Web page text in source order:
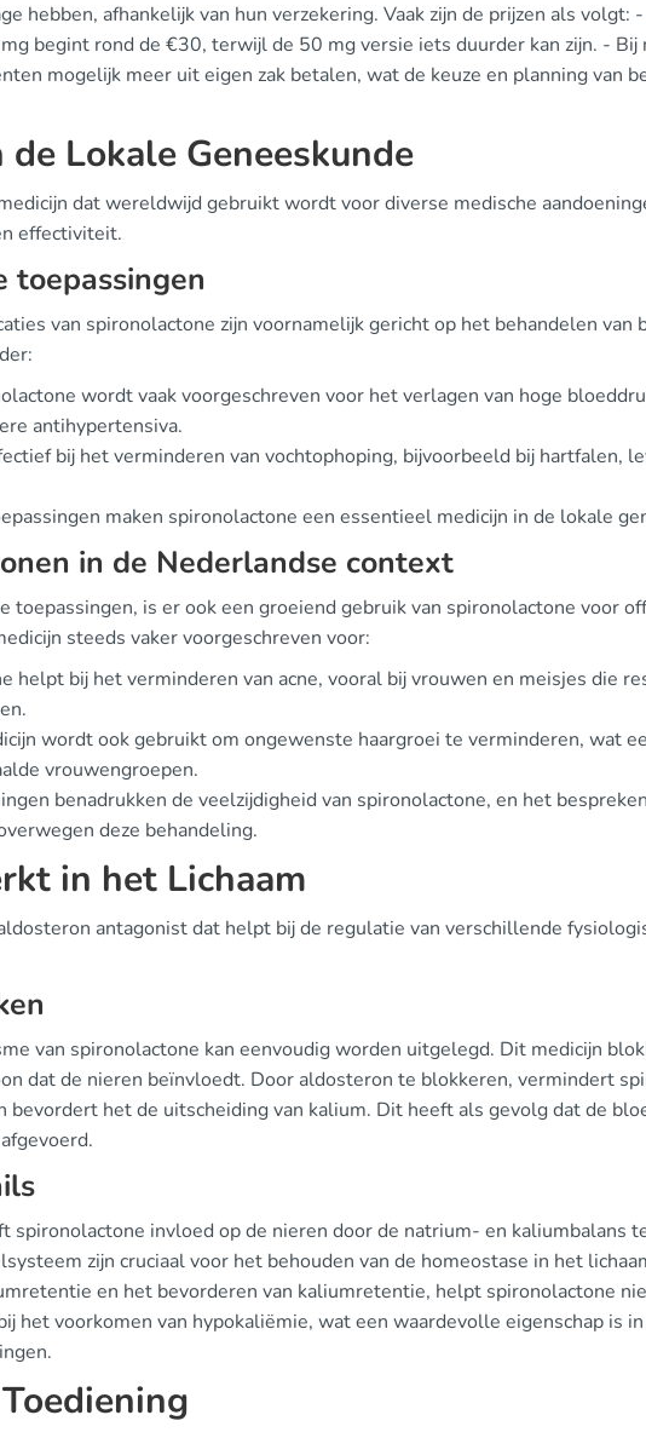
hebben, afhankelijk van hun verzekering. Vaak zijn de prijzen als volgt:
begint rond de €30, terwijl de 50 mg versie iets duurder kan zijn. - Bij
mogelijk meer uit eigen zak betalen, wat de keuze en planning van
Lokale Geneeskunde
dat wereldwijd gebruikt wordt voor diverse medische
effectiviteit.
toepassingen
van spironolactone zijn voornamelijk gericht op het behandelen van
wordt vaak voorgeschreven voor het verlagen van hoge
antihypertensiva.
bij het verminderen van vochtophoping, bijvoorbeeld bij hartfalen,
maken spironolactone een essentieel medicijn in de lokale
in de Nederlandse context
toepassingen, is er ook een groeiend gebruik van spironolactone voor
steeds vaker voorgeschreven voor:
helpt bij het verminderen van acne, vooral bij vrouwen en meisjes die
wordt ook gebruikt om ongewenste haargroei te verminderen, wat
vrouwengroepen.
benadrukken de veelzijdigheid van spironolactone, en het
deze behandeling.
in het Lichaam
antagonist dat helpt bij de regulatie van verschillende
van spironolactone kan eenvoudig worden uitgelegd. Dit medicijn
dat de nieren beïnvloedt. Door aldosteron te blokkeren, vermindert
bevordert het de uitscheiding van kalium. Dit heeft als gevolg dat de
spironolactone invloed op de nieren door de natrium- en kaliumbalans
zijn cruciaal voor het behouden van de homeostase in het
en het bevorderen van kaliumretentie, helpt spironolactone
het voorkomen van hypokaliëmie, wat een waardevolle eigenschap is